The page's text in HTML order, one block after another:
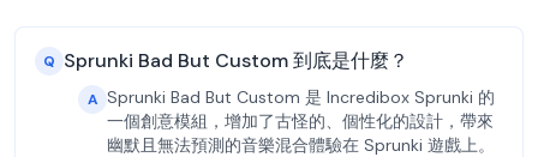
Q Sprunki Bad But Custom 到底是什麼？
A Sprunki Bad But Custom 是 Incredibox Sprunki 的
一個創意模組，增加了古怪的、個性化的設計，帶來
幽默且無法預測的音樂混合體驗在 Sprunki 遊戲上。